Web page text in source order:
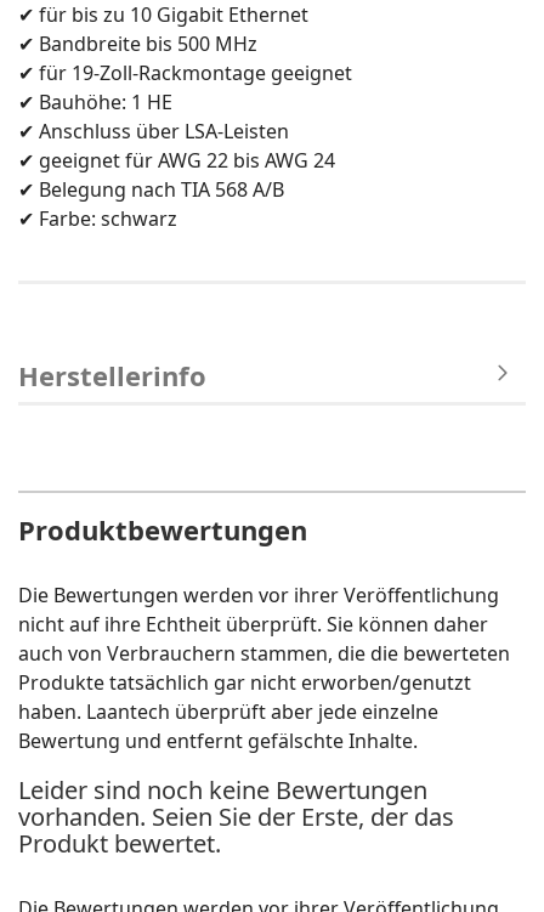
✔ für bis zu 10 Gigabit Ethernet
✔ Bandbreite bis 500 MHz
✔ für 19-Zoll-Rackmontage geeignet
✔ Bauhöhe: 1 HE
✔ Anschluss über LSA-Leisten
✔ geeignet für AWG 22 bis AWG 24
✔ Belegung nach TIA 568 A/B
✔ Farbe: schwarz
Herstellerinfo
Produktbewertungen
Die Bewertungen werden vor ihrer Veröffentlichung
nicht auf ihre Echtheit überprüft. Sie können daher
auch von Verbrauchern stammen, die die bewerteten
Produkte tatsächlich gar nicht erworben/genutzt
haben. Laantech überprüft aber jede einzelne
Bewertung und entfernt gefälschte Inhalte.
Leider sind noch keine Bewertungen
vorhanden. Seien Sie der Erste, der das
Produkt bewertet.